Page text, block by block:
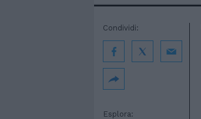
Esplora:
Condividi: